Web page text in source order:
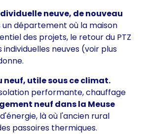
neuve, de nouveau
un département où la maison
des projets, le retour du PTZ
individuelles neuves (voir plus
neuf, utile sous ce climat.
performante, chauffage
neuf dans la Meuse
là où l'ancien rural
passoires thermiques.